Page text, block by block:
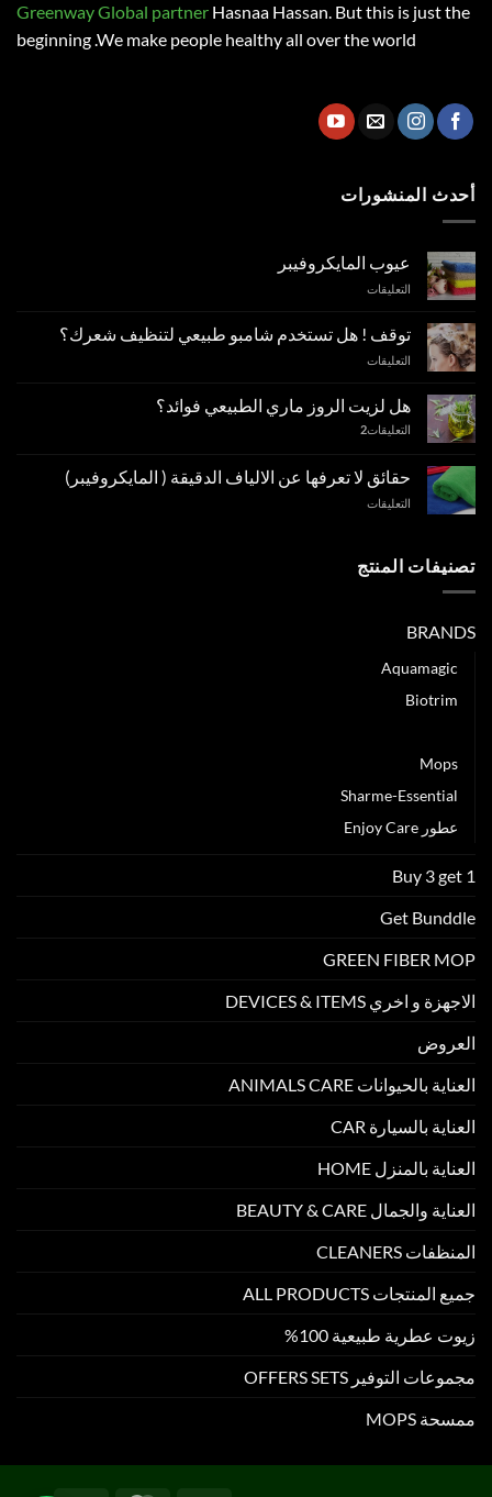
Greenway Global partner Hasnaa Hassan. But this is just the
beginning .We make people healthy all over the world
أحدث المنشورات
عيوب المايكروفيبر
التعليقاتعلى
المايكروفيبر
مغلقة
توقف ! هل تستخدم شامبو طبيعي لتنظيف شعرك؟
التعليقاتعلى
هل
تستخدم
طبيعي
لتنظيف
شعرك؟
هل لزيت الروز ماري الطبيعي فوائد؟
التعليقات2
حقائق لا تعرفها عن الالياف الدقيقة ( المايكروفيبر)
التعليقاتعلى
عن
تصنيفات المنتج
BRANDS
Aquamagic
Biotrim
Mops
Sharme-Essential
عطور Enjoy Care
Buy 3 get 1
Get Bunddle
GREEN FIBER MOP
الاجهزة و اخري DEVICES & ITEMS
العروض
العناية بالحيوانات ANIMALS CARE
العناية بالسيارة CAR
العناية بالمنزل HOME
العناية والجمال BEAUTY & CARE
المنظفات CLEANERS
جميع المنتجات ALL PRODUCTS
زيوت عطرية طبيعية 100%
مجموعات التوفير OFFERS SETS
ممسحة MOPS